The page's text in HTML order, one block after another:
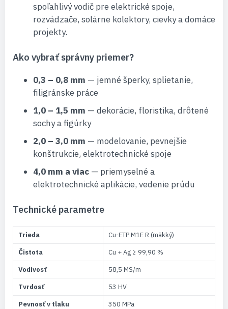
spoľahlivý vodič pre elektrické spoje,
rozvádzače, solárne kolektory, cievky a domáce
projekty.
Ako vybrať správny priemer?
0,3 – 0,8 mm — jemné šperky, splietanie,
filigránske práce
1,0 – 1,5 mm — dekorácie, floristika, drôtené
sochy a figúrky
2,0 – 3,0 mm — modelovanie, pevnejšie
konštrukcie, elektrotechnické spoje
4,0 mm a viac — priemyselné a
elektrotechnické aplikácie, vedenie prúdu
Technické parametre
Trieda
Cu-ETP M1E R (mäkký)
Čistota
Cu + Ag ≥ 99,90 %
Vodivosť
58,5 MS/m
Tvrdosť
53 HV
Pevnosť v tlaku
350 MPa